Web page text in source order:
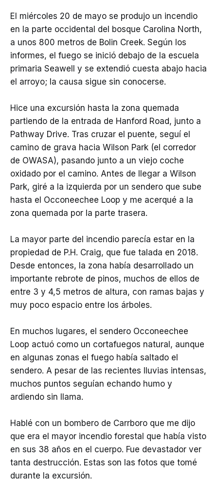
El miércoles 20 de mayo se produjo un incendio
en la parte occidental del bosque Carolina North,
a unos 800 metros de Bolin Creek. Según los
informes, el fuego se inició debajo de la escuela
primaria Seawell y se extendió cuesta abajo hacia
el arroyo; la causa sigue sin conocerse.
Hice una excursión hasta la zona quemada
partiendo de la entrada de Hanford Road, junto a
Pathway Drive. Tras cruzar el puente, seguí el
camino de grava hacia Wilson Park (el corredor
de OWASA), pasando junto a un viejo coche
oxidado por el camino. Antes de llegar a Wilson
Park, giré a la izquierda por un sendero que sube
hasta el Occoneechee Loop y me acerqué a la
zona quemada por la parte trasera.
La mayor parte del incendio parecía estar en la
propiedad de P.H. Craig, que fue talada en 2018.
Desde entonces, la zona había desarrollado un
importante rebrote de pinos, muchos de ellos de
entre 3 y 4,5 metros de altura, con ramas bajas y
muy poco espacio entre los árboles.
En muchos lugares, el sendero Occoneechee
Loop actuó como un cortafuegos natural, aunque
en algunas zonas el fuego había saltado el
sendero. A pesar de las recientes lluvias intensas,
muchos puntos seguían echando humo y
ardiendo sin llama.
Hablé con un bombero de Carrboro que me dijo
que era el mayor incendio forestal que había visto
en sus 38 años en el cuerpo. Fue devastador ver
tanta destrucción. Estas son las fotos que tomé
durante la excursión.